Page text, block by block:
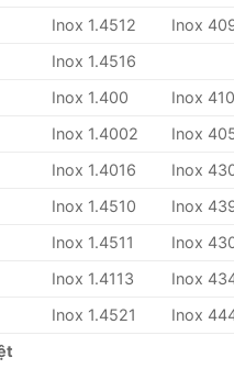
Inox 1.4512 Inox
Inox 1.4516
Inox 1.400 Inox
Inox 1.4002 Inox
Inox 1.4016 Inox
Inox 1.4510 Inox
Inox 1.4511
Inox
Inox 1.4113 Inox
Inox 1.4521 Inox